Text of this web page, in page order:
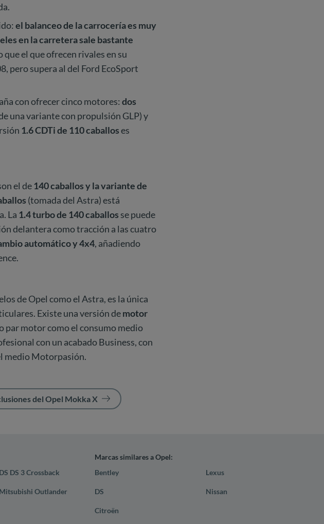
el balanceo de la carrocería es muy
en la carretera sale bastante
el que ofrecen rivales en su
pero supera al del Ford EcoSport
con ofrecer cinco motores:dos
una variante con propulsión GLP) y
1.6 CDTi de 110 caballoses
el de140 caballos y la variante de
(tomada del Astra) está
La 1.4 turbo de 140 caballos se puede
delantera como tracción a las cuatro
automático y 4x4, añadiendo
de Opel como el Astra, es la única
Existe una versión demotor
par motor como el consumo medio
con un acabado Business, con
medio Motorpasión.
del Opel Mokka X
DS 3 Crossback
Outlander
Marcas similares a Opel:
Bentley
Lexus
DS Nissan
Citroën